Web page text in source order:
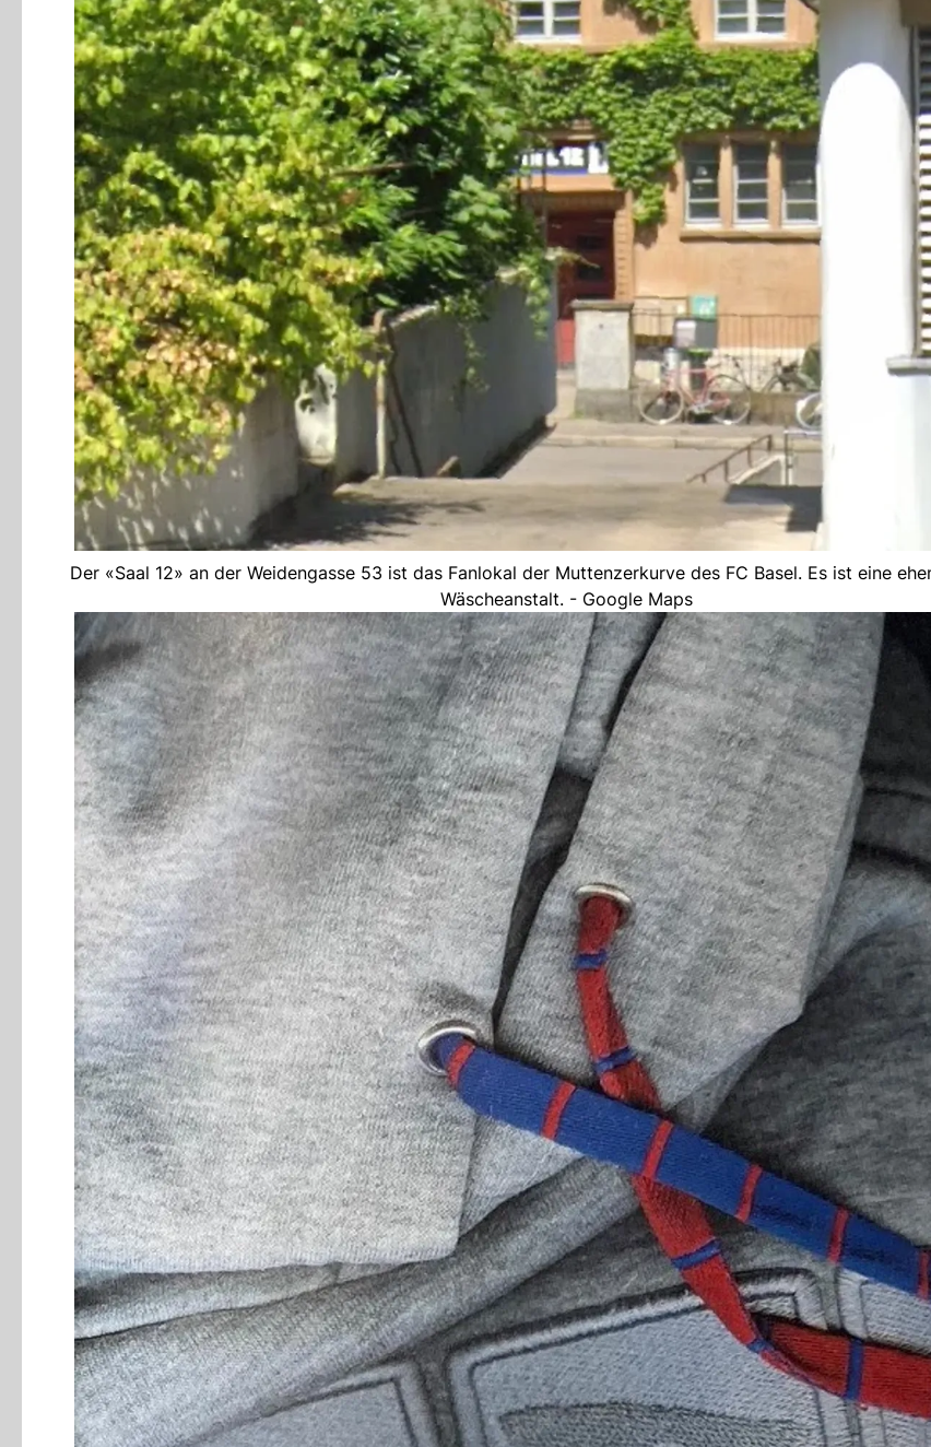
Der «Saal 12» an der Weidengasse 53 ist das Fanlokal der Muttenzerkurve des FC Basel. Es ist eine
Wäscheanstalt. - Google Maps